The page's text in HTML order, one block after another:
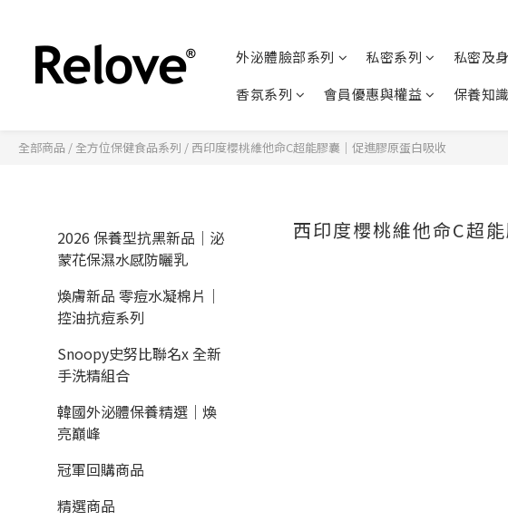
外泌體臉部系列 私密系列 私密及
香氛系列
會員優惠與權益 保養知
全部商品 / 全方位保健食品系列 / 西印度櫻桃維他命C超能膠囊｜促進膠原蛋白吸收
2026 保養型抗黑新品｜泌
蒙花保濕水感防曬乳
煥膚新品 零痘水凝棉片｜
控油抗痘系列
Snoopy史努比聯名x 全新
手洗精組合
韓國外泌體保養精選｜煥
亮巔峰
冠軍回購商品
精選商品
西印度櫻桃維他命C超